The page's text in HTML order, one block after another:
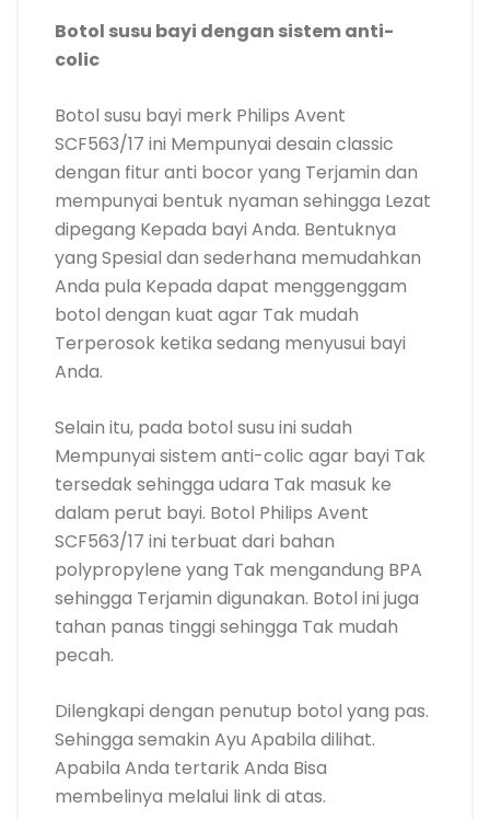
Botol susu bayi dengan sistem anti-
colic
Botol susu bayi merk Philips Avent
SCF563/17 ini Mempunyai desain classic
dengan fitur anti bocor yang Terjamin dan
mempunyai bentuk nyaman sehingga Lezat
dipegang Kepada bayi Anda. Bentuknya
yang Spesial dan sederhana memudahkan
Anda pula Kepada dapat menggenggam
botol dengan kuat agar Tak mudah
Terperosok ketika sedang menyusui bayi
Anda.
Selain itu, pada botol susu ini sudah
Mempunyai sistem anti-colic agar bayi Tak
tersedak sehingga udara Tak masuk ke
dalam perut bayi. Botol Philips Avent
SCF563/17 ini terbuat dari bahan
polypropylene yang Tak mengandung BPA
sehingga Terjamin digunakan. Botol ini juga
tahan panas tinggi sehingga Tak mudah
pecah.
Dilengkapi dengan penutup botol yang pas.
Sehingga semakin Ayu Apabila dilihat.
Apabila Anda tertarik Anda Bisa
membelinya melalui link di atas.